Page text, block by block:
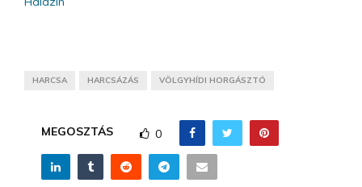
HARCSA HARCSÁZÁS VÖLGYHÍDI HORGÁSZTÓ
MEGOSZTÁS 0